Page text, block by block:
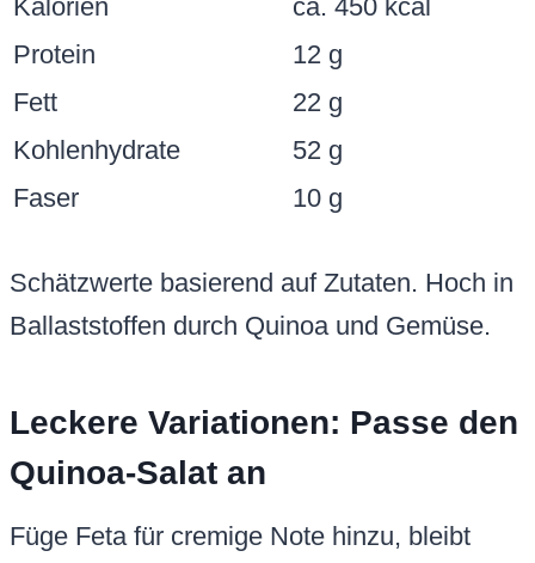
Kalorien
ca. 450 kcal
Protein
12 g
Fett
22 g
Kohlenhydrate
52 g
Faser
10 g
Schätzwerte basierend auf Zutaten. Hoch in
Ballaststoffen durch Quinoa und Gemüse.
Leckere Variationen: Passe den
Quinoa-Salat an
Füge Feta für cremige Note hinzu, bleibt